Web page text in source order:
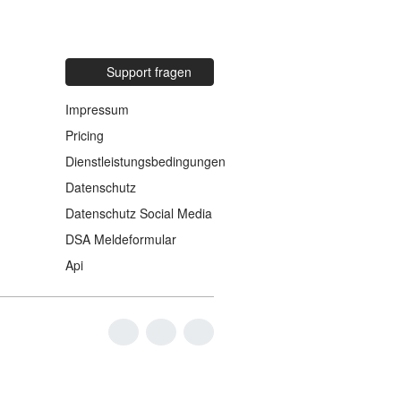
Support fragen
Impressum
Pricing
Dienstleistungsbedingungen
Datenschutz
Datenschutz Social Media
DSA Meldeformular
Api